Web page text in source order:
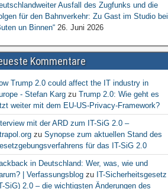
Ausfall des Zugfunks und die
für den Bahnverkehr: Zu Gast im Studio bei
un Binnen“ 26. Juni 2026
Kommentare
Trump 2.0 could affect the IT industry in
- Stefan Kargzu Trump 2.0: Wie geht es
weiter mit dem EU-US-Privacy-Framework?
mit der ARD zum IT-SiG 2.0 –
zu Synopse zum aktuellen Stand des
für das IT-SiG 2.0
in Deutschland: Wer, was, wie und
| Verfassungsblogzu IT-Sicherheitsgesetz
SiG) 2.0 – die wichtigsten Änderungen des